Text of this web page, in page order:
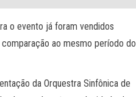
o evento já foram vendidos
ao mesmo período do
da Orquestra Sinfônica de